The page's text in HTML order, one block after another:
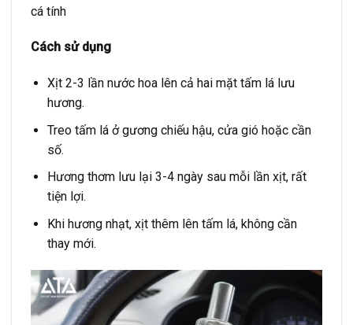
cá tính
Cách sử dụng
Xịt 2-3 lần nước hoa lên cả hai mặt tấm lá lưu
hương.
Treo tấm lá ở gương chiếu hậu, cửa gió hoặc cần
số.
Hương thơm lưu lại 3-4 ngày sau mỗi lần xịt, rất
tiện lợi.
Khi hương nhạt, xịt thêm lên tấm lá, không cần
thay mới.